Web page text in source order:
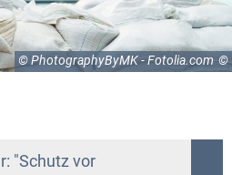
© PhotographyByMK - Fotolia.com
"Schutz vor